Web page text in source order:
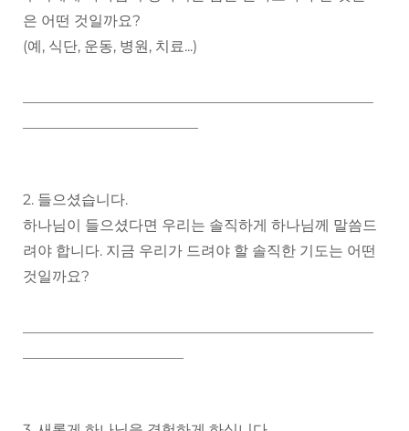
은 어떤 것일까요?
(예, 식단, 운동, 병원, 치료...)
2. 들으셨습니다.
하나님이 들으셨다면 우리는 솔직하게 하나님께 말씀드
려야 합니다. 지금 우리가 드려야 할 솔직한 기도는 어떤
것일까요?